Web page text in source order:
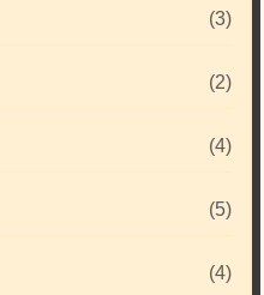
(3)
(2)
(4)
(5)
(4)